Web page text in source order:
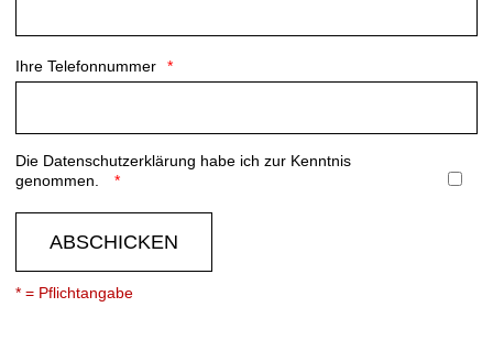
Ihre Telefonnummer
Die Datenschutzerklärung habe ich zur Kenntnis
genommen.
ABSCHICKEN
* = Pflichtangabe